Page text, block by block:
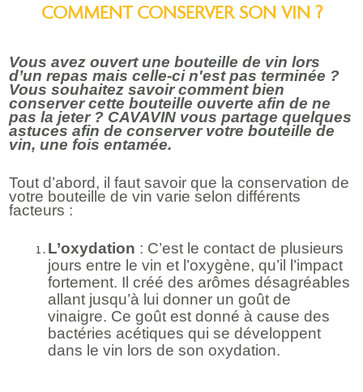
COMMENT CONSERVER SON VIN ?
Vous avez ouvert une bouteille de vin lors
d’un repas mais celle-ci n'est pas terminée ?
Vous souhaitez savoir comment bien
conserver cette bouteille ouverte afin de ne
pas la jeter ? CAVAVIN vous partage quelques
astuces afin de conserver votre bouteille de
vin, une fois entamée.
Tout d’abord, il faut savoir que la conservation de
votre bouteille de vin varie selon différents
facteurs :
L’oxydation : C’est le contact de plusieurs
jours entre le vin et l’oxygène, qu’il l’impact
fortement. Il créé des arômes désagréables
allant jusqu’à lui donner un goût de
vinaigre. Ce goût est donné à cause des
bactéries acétiques qui se développent
dans le vin lors de son oxydation.